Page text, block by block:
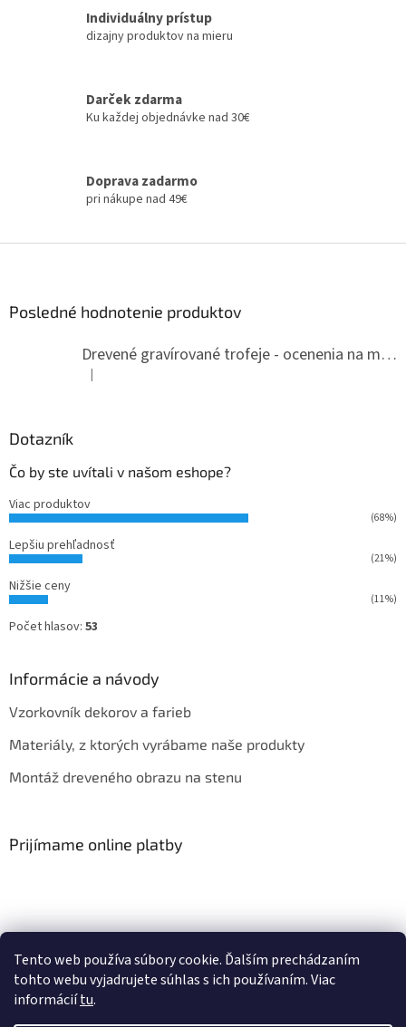
Tento web používa súbory cookie. Ďalším prechádzaním
tohto webu vyjadrujete súhlas s ich používaním. Viac
informáciítu.
e
p
v
Individuálny prístup
dizajny produktov na mieru
Darček zdarma
Ku každej objednávke nad 30€
Doprava zadarmo
pri nákupe nad 49€
Posledné hodnotenie produktov
Drevené gravírované trofeje - ocenenia na mieru
Hodnotenie produktu je 5 z 5 hviezdičiek.
|
Dotazník
Čo by ste uvítali v našom eshope?
Viac produktov
(68%)
Lepšiu prehľadnosť
(21%)
Nižšie ceny
(11%)
Počet hlasov: 53
Informácie a návody
Vzorkovník dekorov a farieb
Materiály, z ktorých vyrábame naše produkty
Montáž dreveného obrazu na stenu
Prijímame online platby
Obchodné podmienky Kontakt Hodnotenie obchodu